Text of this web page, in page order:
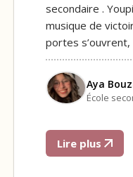
secondaire .
musique de
portes
Aya
École
Lire plus